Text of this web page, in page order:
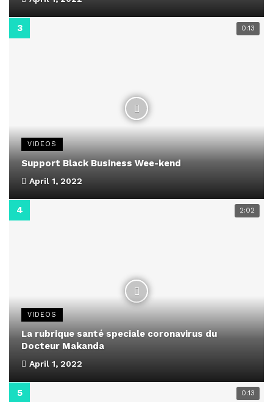
0:13
VIDEOS
Support Black Business Wee-kend
April 1, 2022
2:02
VIDEOS
La rubrique santé speciale coronavirus du
Docteur Makanda
April 1, 2022
0:13